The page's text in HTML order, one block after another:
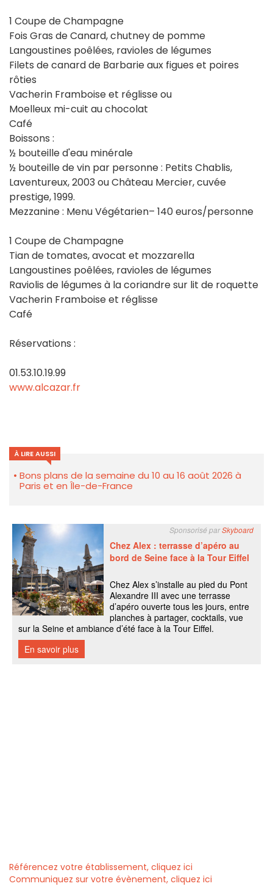
1 Coupe de Champagne
Fois Gras de Canard, chutney de pomme
Langoustines poêlées, ravioles de légumes
Filets de canard de Barbarie aux figues et poires
rôties
Vacherin Framboise et réglisse ou
Moelleux mi-cuit au chocolat
Café
Boissons :
½ bouteille d'eau minérale
½ bouteille de vin par personne : Petits Chablis,
Laventureux, 2003 ou Château Mercier, cuvée
prestige, 1999.
Mezzanine : Menu Végétarien– 140 euros/personne
1 Coupe de Champagne
Tian de tomates, avocat et mozzarella
Langoustines poêlées, ravioles de légumes
Raviolis de légumes à la coriandre sur lit de roquette
Vacherin Framboise et réglisse
Café
Réservations :
01.53.10.19.99
www.alcazar.fr
À LIRE AUSSI
Bons plans de la semaine du 10 au 16 août 2026 à
Paris et en Île-de-France
Référencez votre établissement, cliquez ici
Communiquez sur votre évènement, cliquez ici